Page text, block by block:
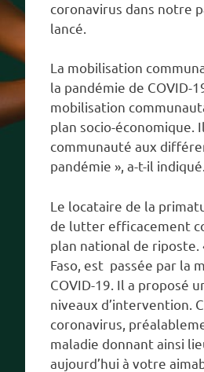
coronavirus dans notre
lancé.
La mobilisation
la pandémie de COVID-
mobilisation
plan socio-économique.
communauté aux
pandémie », a-t-il indiqué.
Le locataire de la
de lutter efficacement
plan national de
Faso, est passée par la
COVID-19. Il a proposé
niveaux d’intervention.
coronavirus,
maladie donnant ainsi
aujourd’hui à votre